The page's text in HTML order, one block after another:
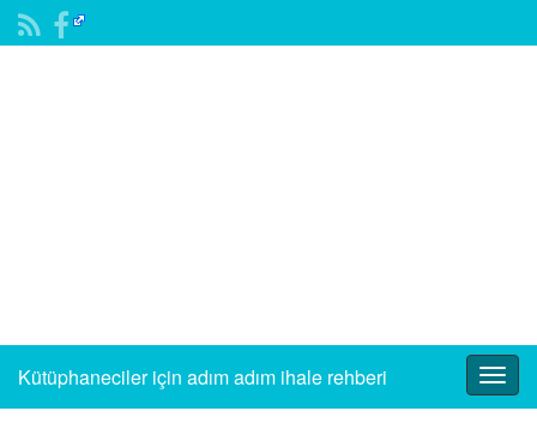
Kütüphaneciler için adım adım ihale rehberi